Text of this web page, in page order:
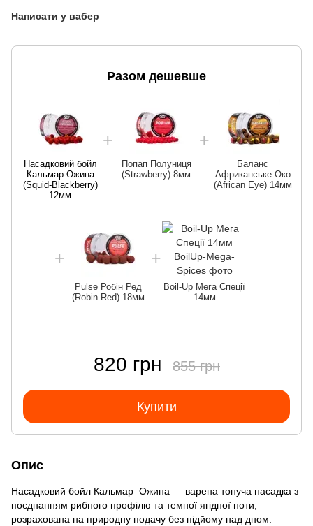
Написати у вабер
Разом дешевше
Насадковий бойл
Кальмар-Ожина
(Squid-Blackberry)
12мм
Попап Полуниця
(Strawberry) 8мм
Баланс
Африканське Око
(African Eye) 14мм
Pulse Робін Ред
(Robin Red) 18мм
Boil-Up Мега Спеції
14мм
820 грн 855 грн
Купити
Опис
Насадковий бойл Кальмар–Ожина — варена тонуча насадка з
поєднанням рибного профілю та темної ягідної ноти,
розрахована на природну подачу без підйому над дном.